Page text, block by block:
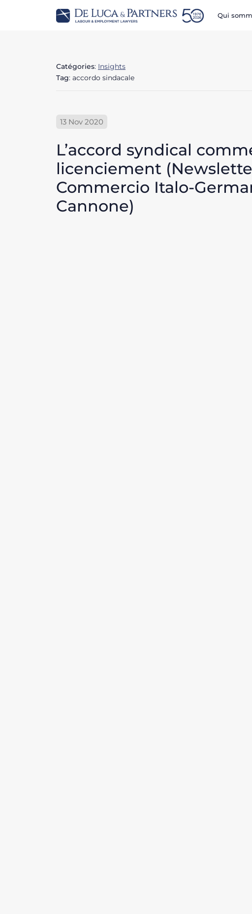
Qui
Catégories: Insights
Tag: accordo sindacale
13 Nov 2020
L’accord syndical
licenciement
Commercio Italo-
Cannone)